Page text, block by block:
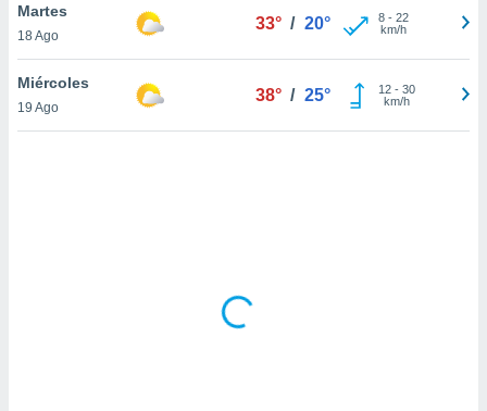
de que
el sitio
se
Martes
18 Ago
33° / 20° 8- 22
km/h
Miércoles
19 Ago
38° / 25° 12- 30
km/h